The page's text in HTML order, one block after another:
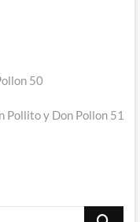
50
Pollito y Don Pollon 51
Buscar